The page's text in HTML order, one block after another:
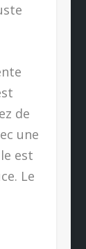
de
une
est
Le